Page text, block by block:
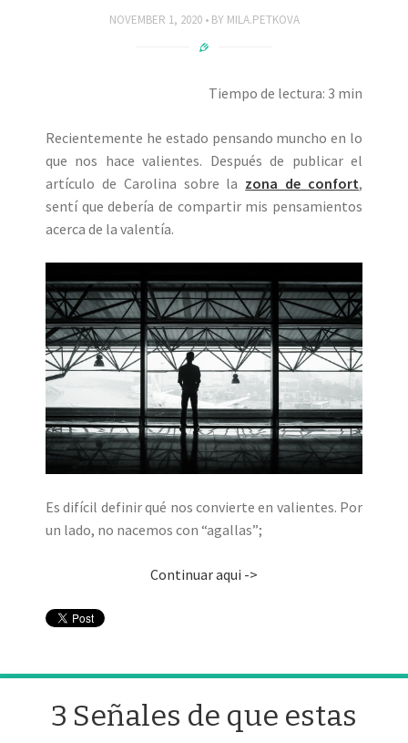
NOVEMBER 1, 2020 BY MILA.PETKOVA
Tiempo de lectura: 3 min
Recientemente he estado pensando muncho en lo
que nos hace valientes. Después de publicar el
artículo de Carolina sobre la zona de confort,
sentí que debería de compartir mis pensamientos
acerca de la valentía.
Es difícil definir qué nos convierte en valientes. Por
un lado, no nacemos con “agallas”;
Continuar aqui ->
3 Señales de que estas